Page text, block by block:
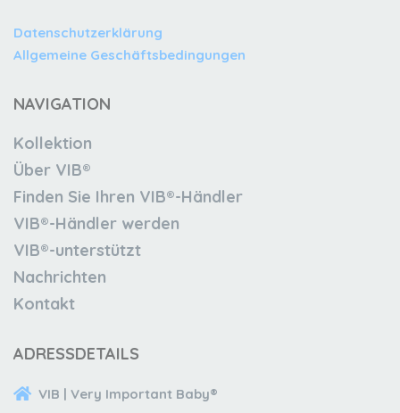
Datenschutzerklärung
Allgemeine Geschäftsbedingungen
NAVIGATION
Kollektion
Über VIB®
Finden Sie Ihren VIB®-Händler
VIB®-Händler werden
VIB®-unterstützt
Nachrichten
Kontakt
ADRESSDETAILS
VIB | Very Important Baby®